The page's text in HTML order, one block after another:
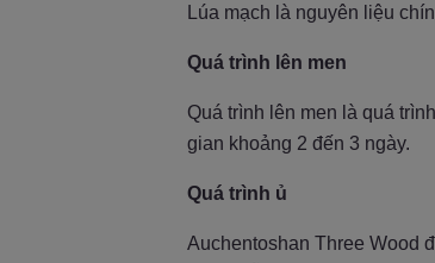
Lúa mạch là nguyên liệu
Quá trình lên men
Quá trình lên men là quá
gian khoảng 2 đến 3 ngày.
Quá trình ủ
Auchentoshan Three Wood